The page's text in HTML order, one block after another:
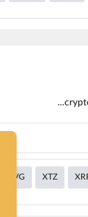
https://alirezamehrabi.com/cryptocurrency/wallet/safepal-wallet
XVG XTZ